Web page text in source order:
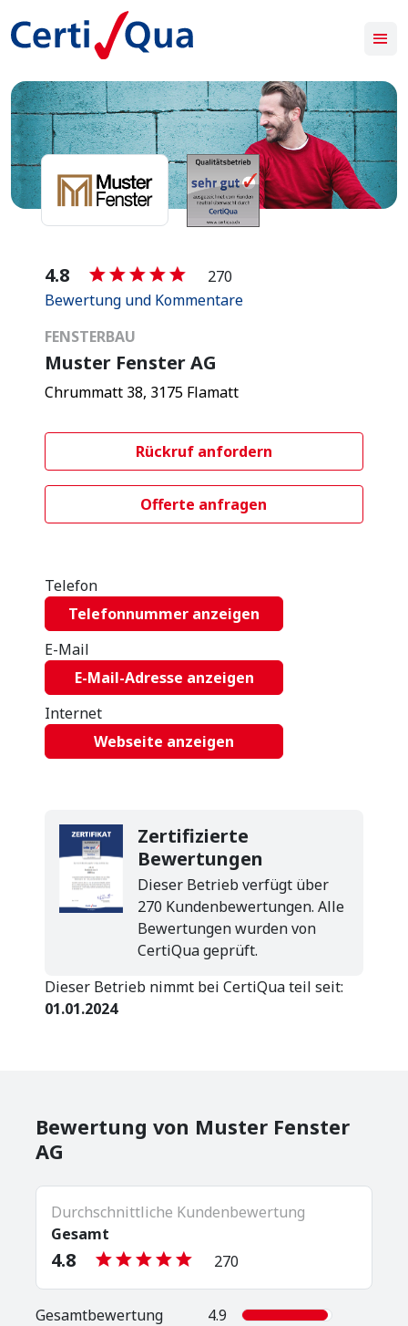
-
4.8
270
Bewertung und Kommentare
FENSTERBAU
Muster Fenster AG
Chrummatt 38, 3175 Flamatt
Rückruf anfordern
Offerte anfragen
Telefon
Telefonnummer anzeigen
E-Mail
E-Mail-Adresse anzeigen
Internet
Webseite anzeigen
Zertifizierte
Bewertungen
Dieser Betrieb verfügt über
270 Kundenbewertungen. Alle
Bewertungen wurden von
CertiQua geprüft.
Dieser Betrieb nimmt bei CertiQua teil seit:
01.01.2024
Bewertung von Muster Fenster
AG
Durchschnittliche Kundenbewertung
Gesamt
4.8 270
Gesamt­bewertung
4.9